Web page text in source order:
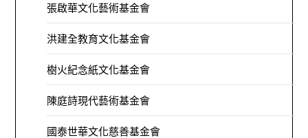
張啟華文化藝術基金會
洪建全教育文化基金會
樹火紀念紙文化基金會
陳庭詩現代藝術基金會
國泰世華文化慈善基金會